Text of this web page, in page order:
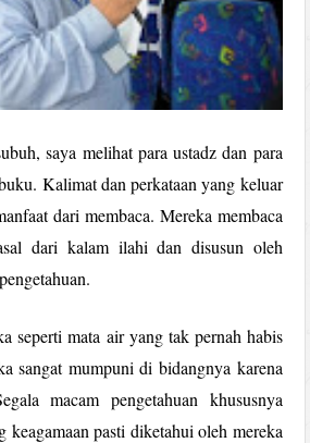
saya melihat para ustadz dan para
Kalimat dan perkataan yang keluar
dari membaca. Mereka membaca
dari kalam ilahi dan disusun oleh
seperti mata air yang tak pernah habis
sangat mumpuni di bidangnya karena
macam pengetahuan khususnya
keagamaan pasti diketahui oleh mereka